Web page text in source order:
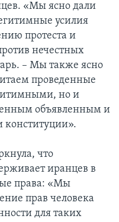
«Мы ясно дали
усилия
протеста и
нечестных
– Мы также ясно
проведенные
но и
объявленным и
что
иранцев в
права: «Мы
прав человека
для таких